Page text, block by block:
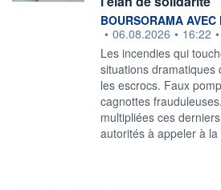
information fournie par
BOURSORAMA AVEC
• 06.08.2026 • 16:22 •
Les incendies qui
situations dramatiques
les escrocs. Faux
cagnottes
multipliées ces
autorités à appeler à la